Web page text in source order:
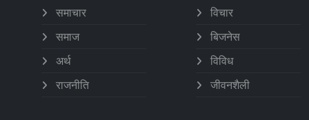
समाचार
समाज
अर्थ
राजनीति
विचार
बिजनेस
विविध
जीवनशैली